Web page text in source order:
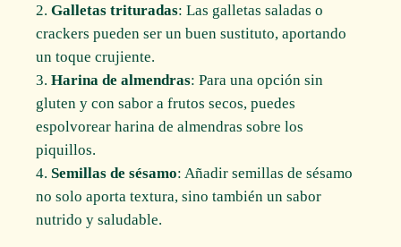
Galletas trituradas: Las galletas saladas o
crackers pueden ser un buen sustituto, aportando
un toque crujiente.
Harina de almendras: Para una opción sin
gluten y con sabor a frutos secos, puedes
espolvorear harina de almendras sobre los
piquillos.
Semillas de sésamo: Añadir semillas de sésamo
no solo aporta textura, sino también un sabor
nutrido y saludable.